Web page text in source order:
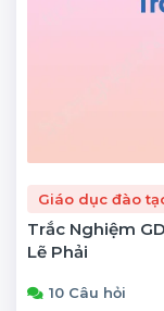
Giáo dục đào
Trắc Nghiệm
Lẽ Phải
10 Câu hỏi